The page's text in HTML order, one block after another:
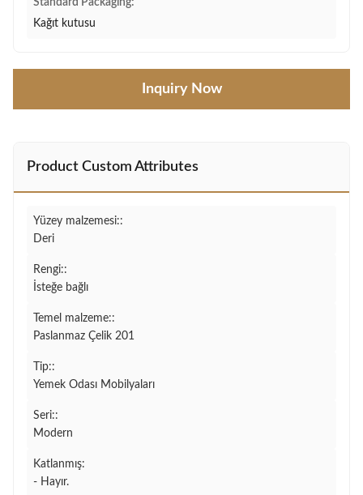
Standard Packaging:
Kağıt kutusu
Inquiry Now
Product Custom Attributes
Yüzey malzemesi::
Deri
Rengi::
İsteğe bağlı
Temel malzeme::
Paslanmaz Çelik 201
Tip::
Yemek Odası Mobilyaları
Seri::
Modern
Katlanmış:
- Hayır.